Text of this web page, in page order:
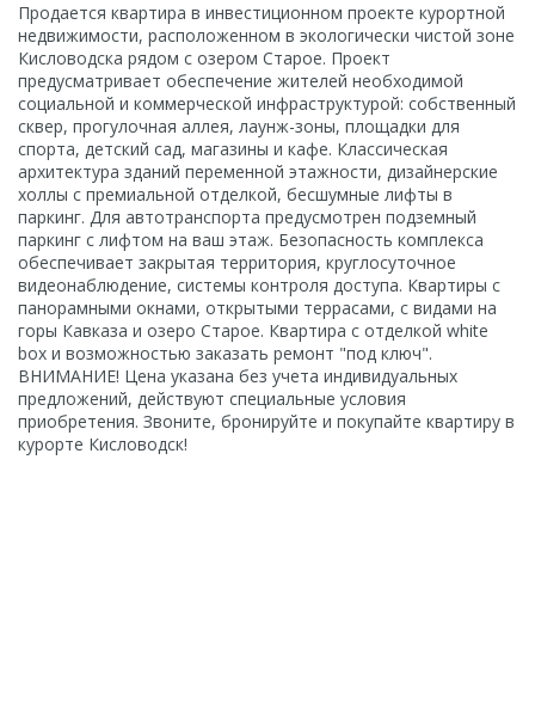
Продается квартира в инвестиционном проекте курортной
недвижимости, расположенном в экологически чистой зоне
Кисловодска рядом с озером Старое. Проект
предусматривает обеспечение жителей необходимой
социальной и коммерческой инфраструктурой: собственный
сквер, прогулочная аллея, лаунж-зоны, площадки для
спорта, детский сад, магазины и кафе. Классическая
архитектура зданий переменной этажности, дизайнерские
холлы с премиальной отделкой, бесшумные лифты в
паркинг. Для автотранспорта предусмотрен подземный
паркинг с лифтом на ваш этаж. Безопасность комплекса
обеспечивает закрытая территория, круглосуточное
видеонаблюдение, системы контроля доступа. Квартиры с
панорамными окнами, открытыми террасами, с видами на
горы Кавказа и озеро Старое. Квартира с отделкой white
box и возможностью заказать ремонт "под ключ".
ВНИМАНИЕ! Цена указана без учета индивидуальных
предложений, действуют специальные условия
приобретения. Звоните, бронируйте и покупайте квартиру в
курорте Кисловодск!